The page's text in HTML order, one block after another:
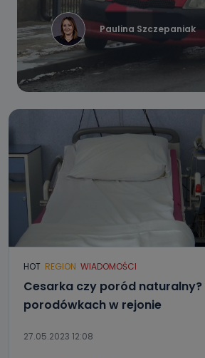
Paulina Szczepaniak
HOT REGION WIADOMOŚCI
Cesarka czy poród
porodówkach w rejonie
27.05.2023 12:08